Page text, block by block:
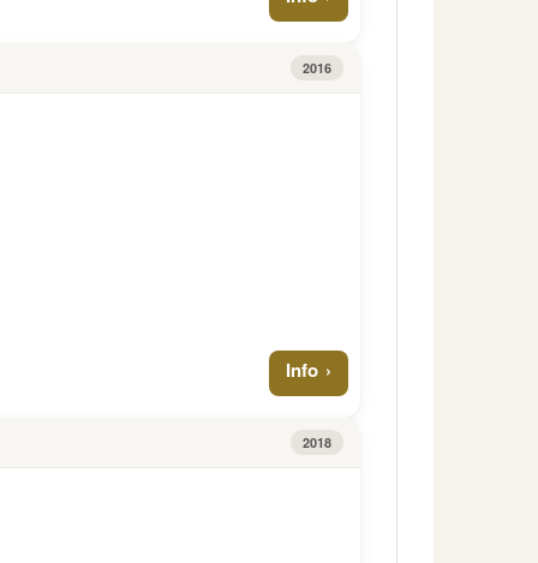
2016
Info
2018